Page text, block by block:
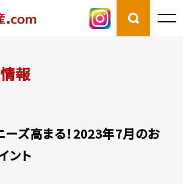
報
ーズ高まる！2023年7月のお
ント